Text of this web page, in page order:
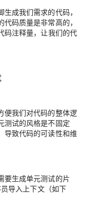
成我们需求的代码，
码质量是非常高的，
码注释量，让我们的代
便我们对代码的整体逻
测试的风格是不固定
导致代码的可读性和维
要生成单元测试的片
导入上下文（如下